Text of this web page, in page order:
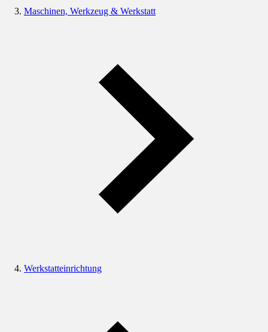
Maschinen, Werkzeug & Werkstatt
Werkstatteinrichtung